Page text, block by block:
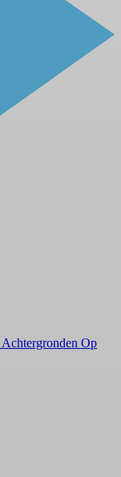
Achtergronden Op